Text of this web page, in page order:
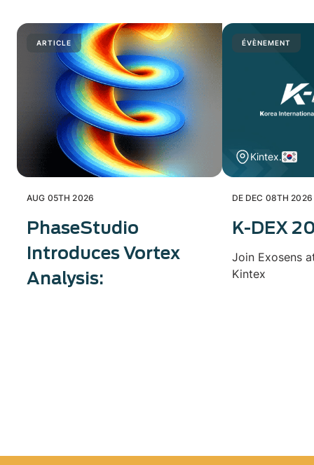
ARTICLE
AUG 05TH 2026
PhaseStudio
Introduces Vortex
Analysis:
ÉVÈNEMENT
Kintex.
DE DEC 08TH
K-DEX
Join Exosens
Kintex